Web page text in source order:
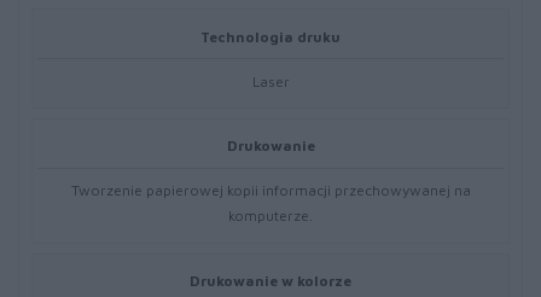
Technologia druku
Laser
Drukowanie
Tworzenie papierowej kopii informacji przechowywanej na
komputerze.
Drukowanie w kolorze